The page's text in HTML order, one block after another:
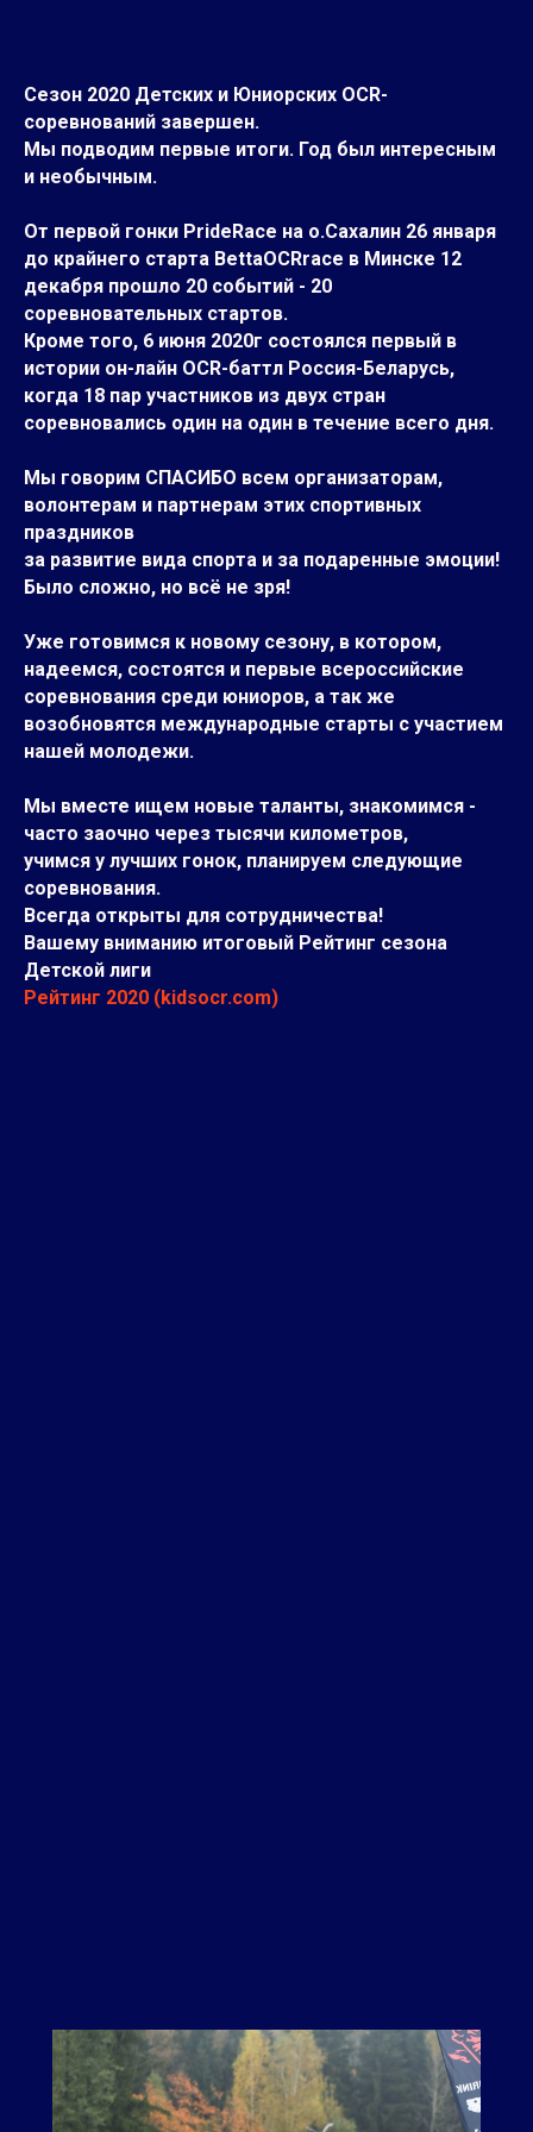
Сезон 2020 Детских и Юниорских OCR-
соревнований завершен.
Мы подводим первые итоги. Год был интересным
и необычным.
От первой гонки PrideRace на о.Сахалин 26 января
до крайнего старта BettaOCRrace в Минске 12
декабря прошло 20 событий - 20
соревновательных стартов.
Кроме того, 6 июня 2020г состоялся первый в
истории он-лайн OCR-баттл Россия-Беларусь,
когда 18 пар участников из двух стран
соревновались один на один в течение всего дня.
Мы говорим СПАСИБО всем организаторам,
волонтерам и партнерам этих спортивных
праздников
за развитие вида спорта и за подаренные эмоции!
Было сложно, но всё не зря!
Уже готовимся к новому сезону, в котором,
надеемся, состоятся и первые всероссийские
соревнования среди юниоров, а так же
возобновятся международные старты с участием
нашей молодежи.
Мы вместе ищем новые таланты, знакомимся -
часто заочно через тысячи километров,
учимся у лучших гонок, планируем следующие
соревнования.
Всегда открыты для сотрудничества!
Вашему вниманию итоговый Рейтинг сезона
Детской лиги
Рейтинг 2020 (kidsocr.com)